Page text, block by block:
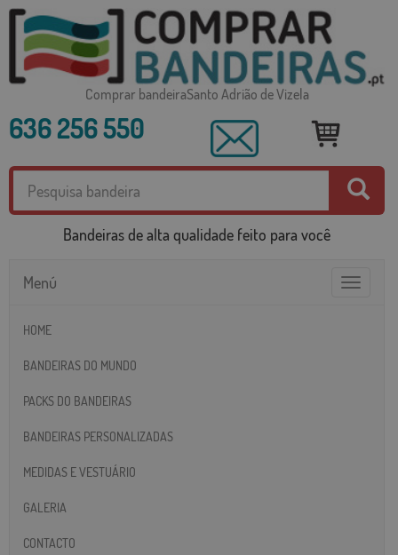
Comprar bandeiraSanto Adrião de Vizela
636 256 550
Bandeiras de alta qualidade feito para você
Toggle
Menú
HOME
BANDEIRAS DO MUNDO
PACKS DO BANDEIRAS
BANDEIRAS PERSONALIZADAS
MEDIDAS E VESTUÁRIO
GALERIA
CONTACTO